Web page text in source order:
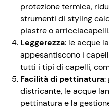
protezione termica,
strumenti di styling
piastre o
Leggerezza: le acque
appesantiscono i
tutti i tipi di capelli,
Facilità di pettinatura:
districante, le acque
pettinatura e la